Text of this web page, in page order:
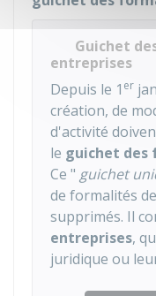
Guichet
entreprises
Depuis le 1 er
création, de
d'activité
le guichet des
Ce " guichet
de formalités
supprimés. Il
entreprises,
juridique ou